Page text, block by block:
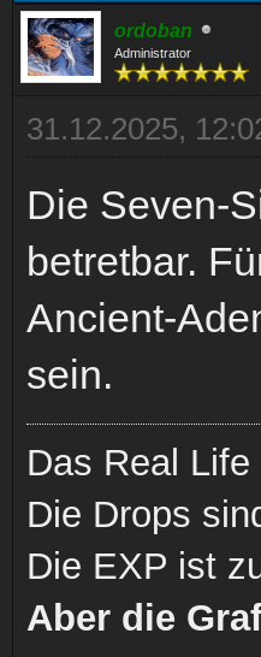
ordoban
Administrator
31.12.2025,
Die Seven-
betretbar.
Ancient-
sein.
Das Real
Die Drops
Die EXP ist
Aber die